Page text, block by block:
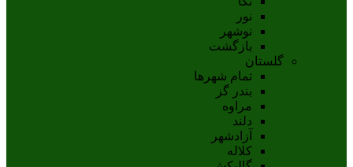
نور
نوشهر
بازگشت
گلستان
تمام شهر‌ها
بندر گز
مراوه
دلند
آزادشهر
کلاله